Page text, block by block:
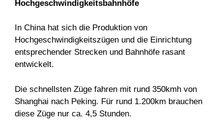
Hochgeschwindigkeitsbahnhöfe
In China hat sich die Produktion von
Hochgeschwindigkeitszügen und die Einrichtung
entsprechender Strecken und Bahnhöfe rasant
entwickelt.
Die schnellsten Züge fahren mit rund 350kmh von
Shanghai nach Peking. Für rund 1.200km brauchen
diese Züge nur ca. 4,5 Stunden.